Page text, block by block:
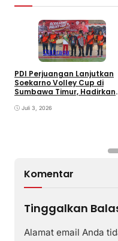
Olahraga
PDI Perjuangan Lanjutkan
Soekarno Volley Cup di
Sumbawa Timur, Hadirkan
Rakyat
Juli 3, 2026
Komentar
Tinggalkan
Alamat email Anda